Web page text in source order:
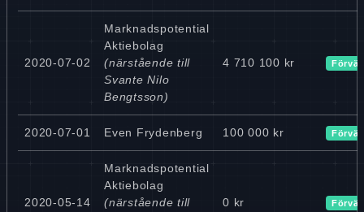
2020-07-02
Marknadspotential
Aktiebolag
(närstående till
Svante Nilo
Bengtsson)
4 710 100 kr
2020-07-01 Even Frydenberg 100 000 kr
2020-05-14
Marknadspotential
Aktiebolag
(närstående till
0 kr